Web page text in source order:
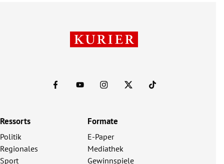
Ressorts
Politik
Regionales
Sport
Formate
E-Paper
Mediathek
Gewinnspiele